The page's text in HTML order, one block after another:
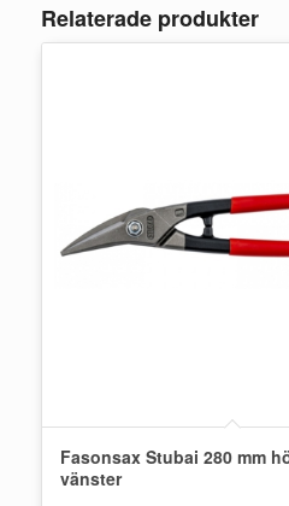
Relaterade produkter
Fasonsax Stubai 280 mm
vänster